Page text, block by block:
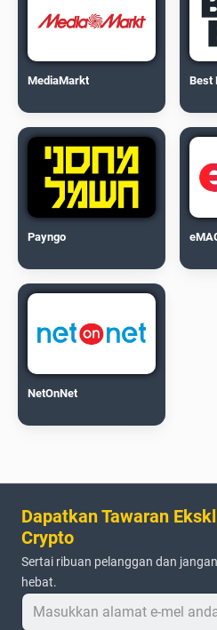
MediaMarkt Best
Payngo
NetOnNet
Dapatkan Tawaran
Crypto
Sertai ribuan pelanggan dan
hebat.